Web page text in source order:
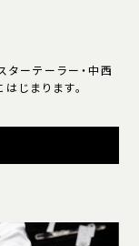
ーテーラー・中西
じまります。